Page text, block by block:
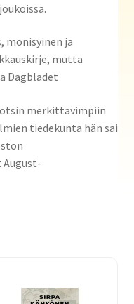
monisyinen ja
mutta
Dagbladet
merkittävimpiin
tiedekunta hän sai